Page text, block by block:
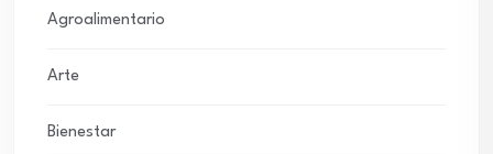
Agroalimentario
Arte
Bienestar